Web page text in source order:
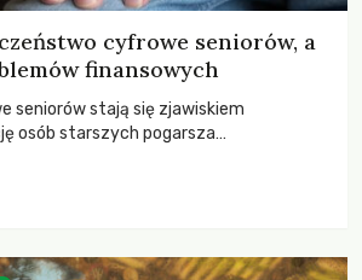
cyfrowe seniorów, a
finansowych
seniorów stają się zjawiskiem
osób starszych pogarsza